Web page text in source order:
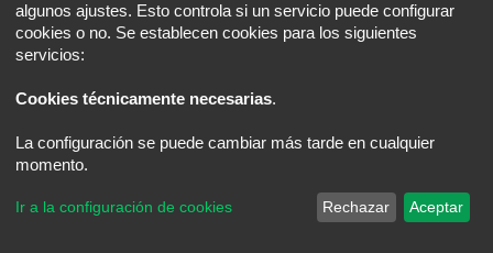
Desarrollado porphpBB® Forum Software © phpBB Limited
Traducción al español porphpBB España
algunos ajustes. Esto controla si un servicio puede configurar
cookies o no. Se establecen cookies para los siguientes
servicios:
Cookies técnicamente necesarias.
La configuración se puede cambiar más tarde en cualquier
momento.
Ir a la configuración de cookies Rechazar Aceptar